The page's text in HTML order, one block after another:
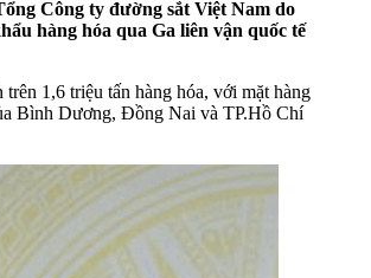
Công ty đường sắt Việt Nam do
hàng hóa qua Ga liên vận quốc tế
1,6 triệu tấn hàng hóa, với mặt hàng
Bình Dương, Đồng Nai và TP.Hồ Chí